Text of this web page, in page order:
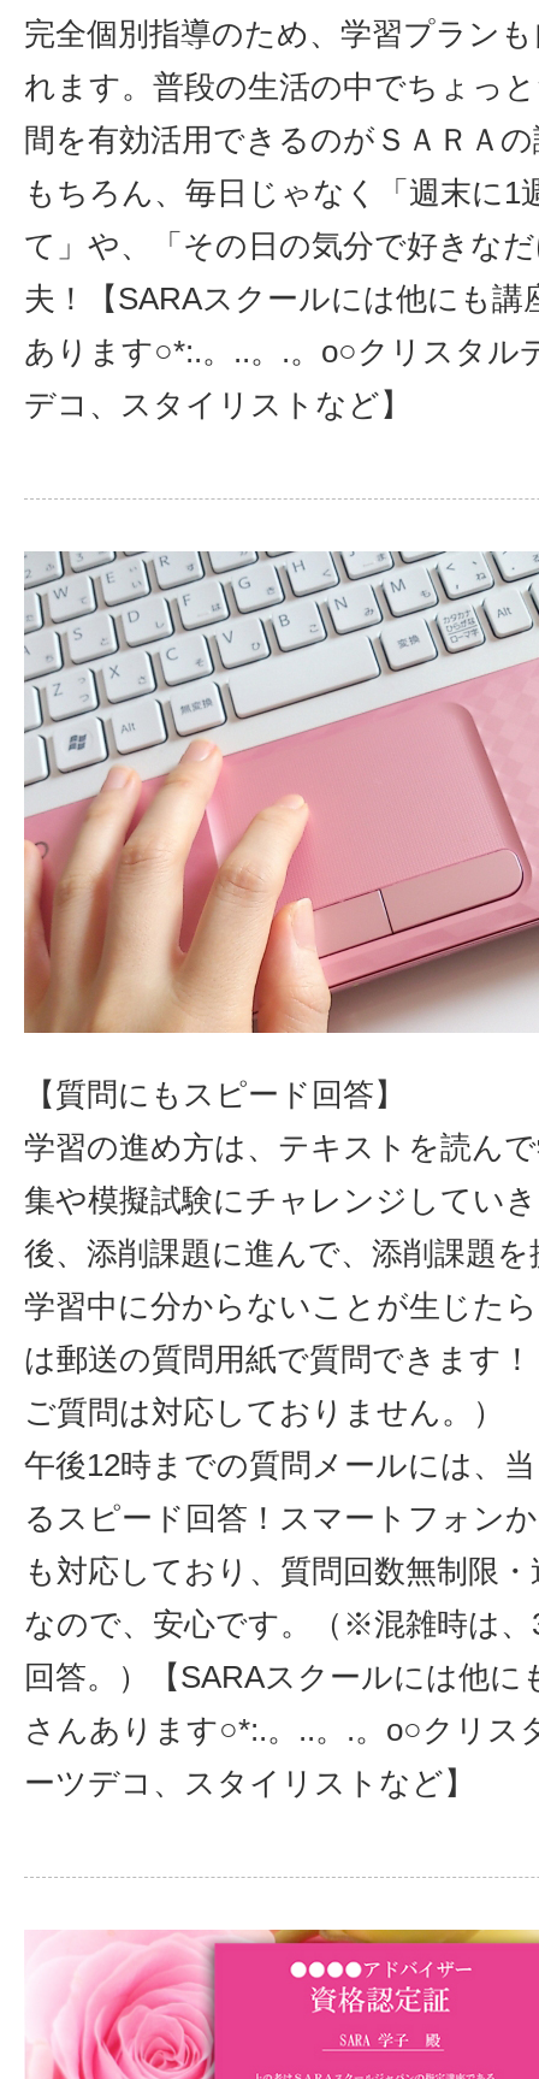
完全個別指導のため、学習プラン
れます。普段の生活の中でちょっ
間を有効活用できるのがＳＡＲＡ
もちろん、毎日じゃなく「週末に1
て」や、「その日の気分で好きな
夫！【SARAスクールには他にも講
あります○*:.。..。.。o○クリスタル
デコ、スタイリストなど】
【質問にもスピード回答】
学習の進め方は、テキストを読ん
集や模擬試験にチャレンジしてい
後、添削課題に進んで、添削課題
学習中に分からないことが生じた
は郵送の質問用紙で質問できます
ご質問は対応しておりません。）
午後12時までの質問メールには、
るスピード回答！スマートフォン
も対応しており、質問回数無制限
なので、安心です。（※混雑時は、
回答。）【SARAスクールには他に
さんあります○*:.。..。.。o○クリス
ーツデコ、スタイリスト